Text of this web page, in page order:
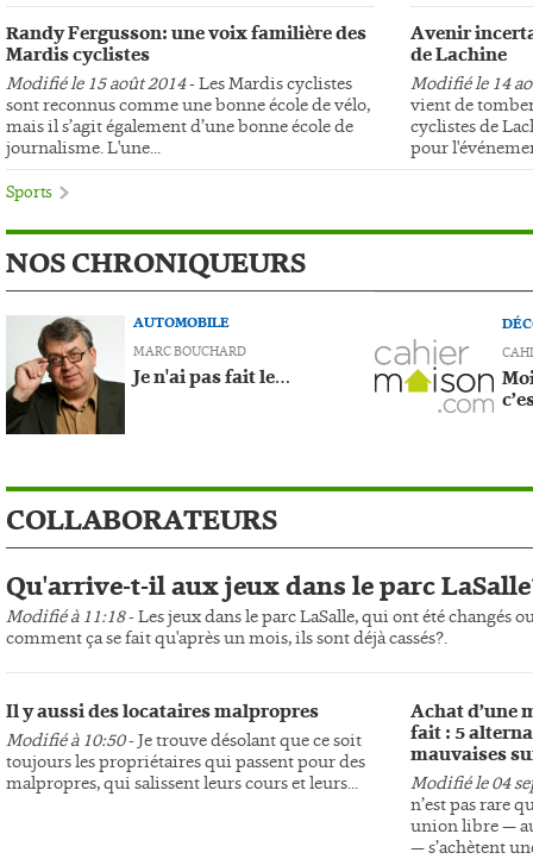
Randy Fergusson: une voix familière des
Mardis cyclistes
Modifié le 15 août 2014- Les Mardis cyclistes
sont reconnus comme une bonne école de vélo,
mais il s’agit également d’une bonne école de
journalisme. L'une...
Avenir
de Lachine
Modifié le 14
vient de
cyclistes de
pour
Sports
NOS CHRONIQUEURS
AUTOMOBILE
MARC BOUCHARD
Je n'ai pas fait le…
COLLABORATEURS
Qu'arrive-t-il aux jeux dans le parc
Modifié à 11:18- Les jeux dans le parc LaSalle, qui ont été changés
comment ça se fait qu'après un mois, ils sont déjà cassés?.
Il y aussi des locataires malpropres
Modifié à 10:50- Je trouve désolant que ce soit
toujours les propriétaires qui passent pour des
malpropres, qui salissent leurs cours et leurs...
Achat d’une
fait : 5
mauvaises
Modifié le 04
n’est pas rare
union libre —
— s’achètent